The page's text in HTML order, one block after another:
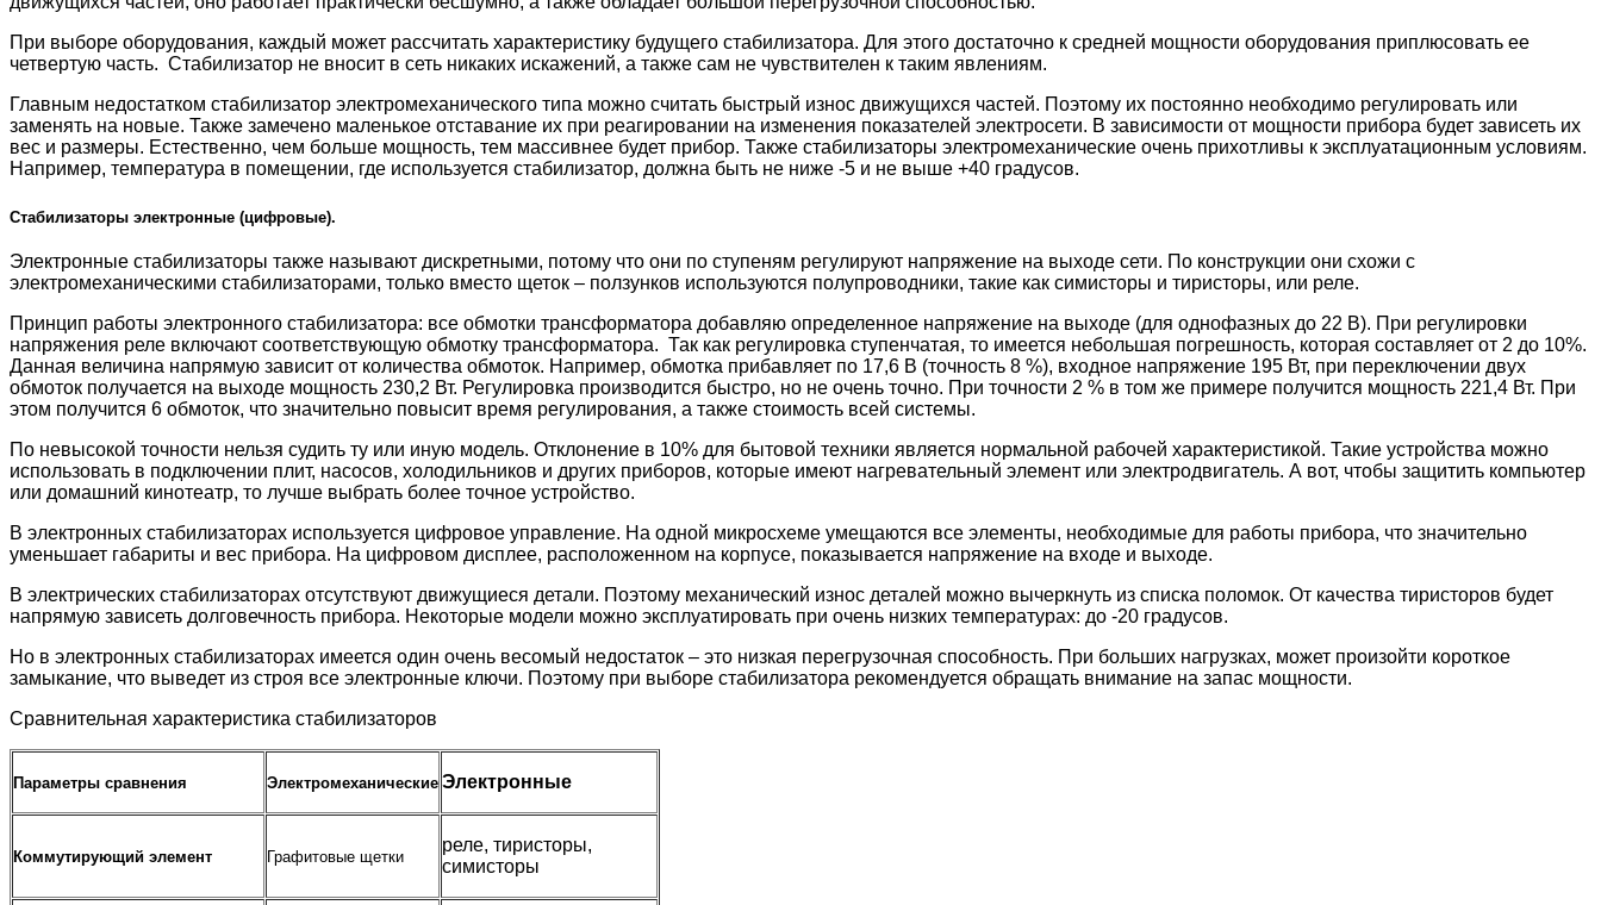
При выборе оборудования, каждый может рассчитать характеристику будущего стабилизатора. Для этого достаточно к средней мощности оборудования приплюсовать ее
четвертую часть. Стабилизатор не вносит в сеть никаких искажений, а также сам не чувствителен к таким явлениям.
Главным недостатком стабилизатор электромеханического типа можно считать быстрый износ движущихся частей. Поэтому их постоянно необходимо регулировать или
заменять на новые. Также замечено маленькое отставание их при реагировании на изменения показателей электросети. В зависимости от мощности прибора будет зависеть их
вес и размеры. Естественно, чем больше мощность, тем массивнее будет прибор. Также стабилизаторы электромеханические очень прихотливы к эксплуатационным условиям.
Например, температура в помещении, где используется стабилизатор, должна быть не ниже -5 и не выше +40 градусов.
Стабилизаторы электронные (цифровые).
Электронные стабилизаторы также называют дискретными, потому что они по ступеням регулируют напряжение на выходе сети. По конструкции они схожи с
электромеханическими стабилизаторами, только вместо щеток – ползунков используются полупроводники, такие как симисторы и тиристоры, или реле.
Принцип работы электронного стабилизатора: все обмотки трансформатора добавляю определенное напряжение на выходе (для однофазных до 22 В). При регулировки
напряжения реле включают соответствующую обмотку трансформатора. Так как регулировка ступенчатая, то имеется небольшая погрешность, которая составляет от 2 до 10%.
Данная величина напрямую зависит от количества обмоток. Например, обмотка прибавляет по 17,6 В (точность 8 %), входное напряжение 195 Вт, при переключении двух
обмоток получается на выходе мощность 230,2 Вт. Регулировка производится быстро, но не очень точно. При точности 2 % в том же примере получится мощность 221,4 Вт. При
этом получится 6 обмоток, что значительно повысит время регулирования, а также стоимость всей системы.
По невысокой точности нельзя судить ту или иную модель. Отклонение в 10% для бытовой техники является нормальной рабочей характеристикой. Такие устройства можно
использовать в подключении плит, насосов, холодильников и других приборов, которые имеют нагревательный элемент или электродвигатель. А вот, чтобы защитить компьютер
или домашний кинотеатр, то лучше выбрать более точное устройство.
В электронных стабилизаторах используется цифровое управление. На одной микросхеме умещаются все элементы, необходимые для работы прибора, что значительно
уменьшает габариты и вес прибора. На цифровом дисплее, расположенном на корпусе, показывается напряжение на входе и выходе.
В электрических стабилизаторах отсутствуют движущиеся детали. Поэтому механический износ деталей можно вычеркнуть из списка поломок. От качества тиристоров будет
напрямую зависеть долговечность прибора. Некоторые модели можно эксплуатировать при очень низких температурах: до -20 градусов.
Но в электронных стабилизаторах имеется один очень весомый недостаток – это низкая перегрузочная способность. При больших нагрузках, может произойти короткое
замыкание, что выведет из строя все электронные ключи. Поэтому при выборе стабилизатора рекомендуется обращать внимание на запас мощности.
Сравнительная характеристика стабилизаторов
Параметры сравнения Электромеханические Электронные
Коммутирующий элемент Графитовые щетки
реле, тиристоры,
симисторы